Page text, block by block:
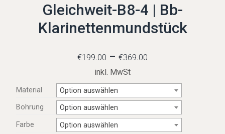
Gleichweit-B8-4 | Bb-
Klarinettenmundstück
€199.00 – €369.00
inkl. MwSt
Material
Option auswählen
Bohrung
Option auswählen
Farbe
Option auswählen